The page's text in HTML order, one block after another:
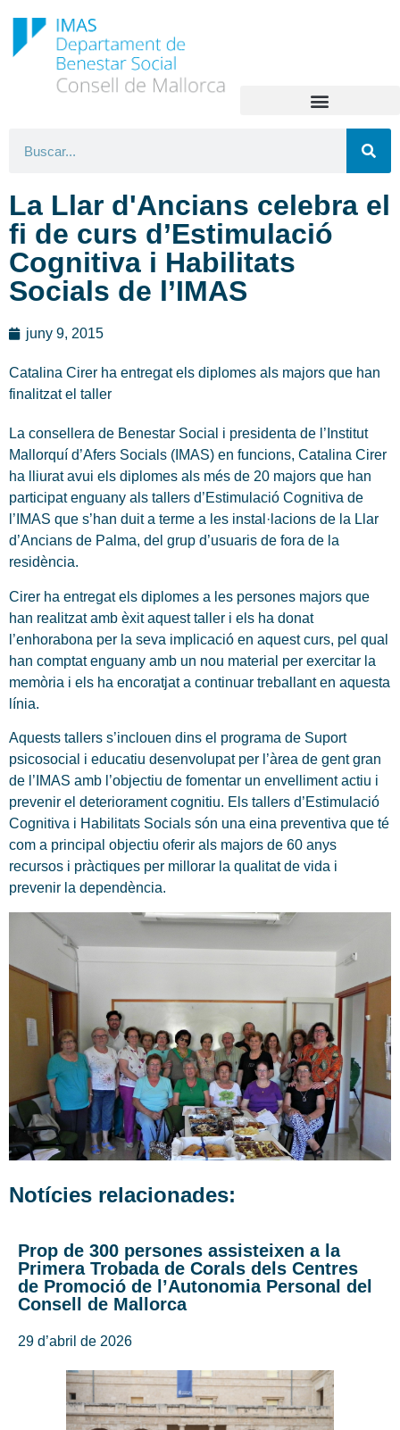
La Llar d'Ancians celebra el
fi de curs d’Estimulació
Cognitiva i Habilitats
Socials de l’IMAS
juny 9, 2015
Catalina Cirer ha entregat els diplomes als majors que han
finalitzat el taller
La consellera de Benestar Social i presidenta de l’Institut
Mallorquí d’Afers Socials (IMAS) en funcions, Catalina Cirer
ha lliurat avui els diplomes als més de 20 majors que han
participat enguany als tallers d’Estimulació Cognitiva de
l’IMAS que s’han duit a terme a les instal·lacions de la Llar
d’Ancians de Palma, del grup d’usuaris de fora de la
residència.
Cirer ha entregat els diplomes a les persones majors que
han realitzat amb èxit aquest taller i els ha donat
l’enhorabona per la seva implicació en aquest curs, pel qual
han comptat enguany amb un nou material per exercitar la
memòria i els ha encoratjat a continuar treballant en aquesta
línia.
Aquests tallers s’inclouen dins el programa de Suport
psicosocial i educatiu desenvolupat per l’àrea de gent gran
de l’IMAS amb l’objectiu de fomentar un envelliment actiu i
prevenir el deteriorament cognitiu. Els tallers d’Estimulació
Cognitiva i Habilitats Socials són una eina preventiva que té
com a principal objectiu oferir als majors de 60 anys
recursos i pràctiques per millorar la qualitat de vida i
prevenir la dependència.
Notícies relacionades:
Prop de 300 persones assisteixen a la
Primera Trobada de Corals dels Centres
de Promoció de l’Autonomia Personal del
Consell de Mallorca
29 d’abril de 2026